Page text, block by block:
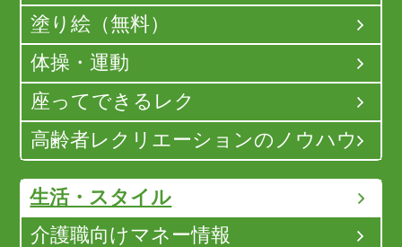
塗り絵（無料）
体操・運動
座ってできるレク
高齢者レクリエーションのノウハウ
生活・スタイル
介護職向けマネー情報